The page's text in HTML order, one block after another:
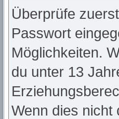
Überprüfe
Passwort
Möglichkeiten.
du unter 13
Wenn dies nicht